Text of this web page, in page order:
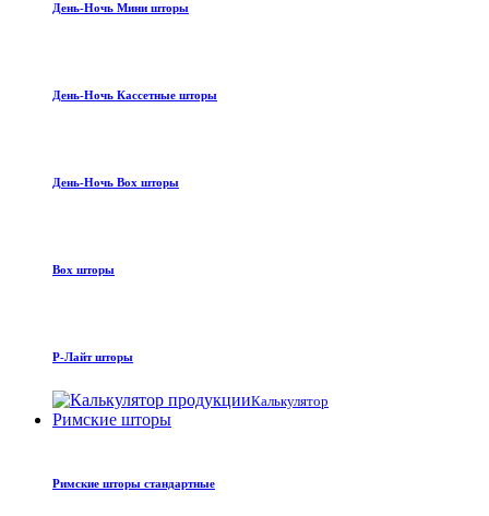
День-Ночь Мини шторы
День-Ночь Кассетные шторы
День-Ночь Box шторы
Box шторы
Р-Лайт шторы
Калькулятор
Римские шторы
Римские шторы стандартные